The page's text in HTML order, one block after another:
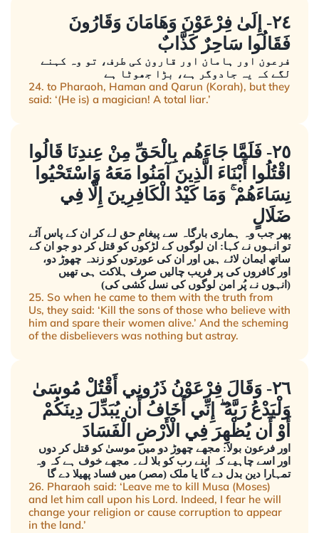
٢٤- إِلَىٰ فِرْعَوْنَ وَهَامَانَ وَقَارُونَ
فَقَالُوا سَاحِرٌ كَذَّابٌ
فرعون اور ہامان اور قارون کی طرف، تو وہ کہنے
لگے کہ یہ جادوگر ہے، بڑا جھوٹا ہے
24. to Pharaoh, Haman and Qarun (Korah), but they
said: ‘(He is) a magician! A total liar.’
٢٥- فَلَمَّا جَاءَهُم بِالْحَقِّ مِنْ عِندِنَا قَالُوا
اقْتُلُوا أَبْنَاءَ الَّذِينَ آمَنُوا مَعَهُ وَاسْتَحْيُوا
نِسَاءَهُمْ ۚ وَمَا كَيْدُ الْكَافِرِينَ إِلَّا فِي
ضَلَالٍ
پھر جب وہ ہماری بارگاہ سے پیغامِ حق لے کر ان کے پاس آئے
تو انہوں نے کہا: ان لوگوں کے لڑکوں کو قتل کر دو جو ان کے
ساتھ ایمان لائے ہیں اور ان کی عورتوں کو زندہ چھوڑ دو،
اور کافروں کی پر فریب چالیں صرف ہلاکت ہی تھیں
(انہوں نے پُر امن لوگوں کی نسل کُشی کی)
25. So when he came to them with the truth from
Us, they said: ‘Kill the sons of those who believe with
him and spare their women alive.’ And the scheming
of the disbelievers was nothing but astray.
٢٦- وَقَالَ فِرْعَوْنُ ذَرُونِي أَقْتُلْ مُوسَىٰ
وَلْيَدْعُ رَبَّهُ ۖ إِنِّي أَخَافُ أَن يُبَدِّلَ دِينَكُمْ
أَوْ أَن يُظْهِرَ فِي الْأَرْضِ الْفَسَادَ
اور فرعون بولا: مجھے چھوڑ دو میں موسیٰ کو قتل کر دوں
اور اسے چاہیے کہ اپنے رب کو بلا لے۔ مجھے خوف ہے کہ وہ
تمہارا دین بدل دے گا یا ملک (مصر) میں فساد پھیلا دے گا
26. Pharaoh said: ‘Leave me to kill Musa (Moses)
and let him call upon his Lord. Indeed, I fear he will
change your religion or cause corruption to appear
in the land.’